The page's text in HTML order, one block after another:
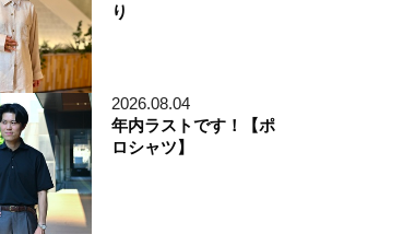
り
2026.08.04
年内ラストです！【ポ
ロシャツ】